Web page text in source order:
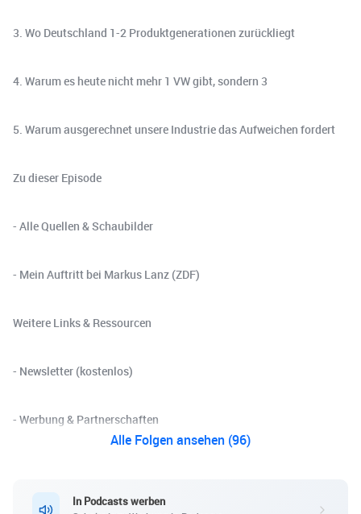
3. Wo Deutschland 1-2 Produktgenerationen zurückliegt
4. Warum es heute nicht mehr 1 VW gibt, sondern 3
5. Warum ausgerechnet unsere Industrie das Aufweichen fordert
Zu dieser Episode
- Alle Quellen & Schaubilder
- Mein Auftritt bei Markus Lanz (ZDF)
Weitere Links & Ressourcen
- Newsletter (kostenlos)
- Werbung & Partnerschaften
Alle Folgen ansehen (96)
In Podcasts werben